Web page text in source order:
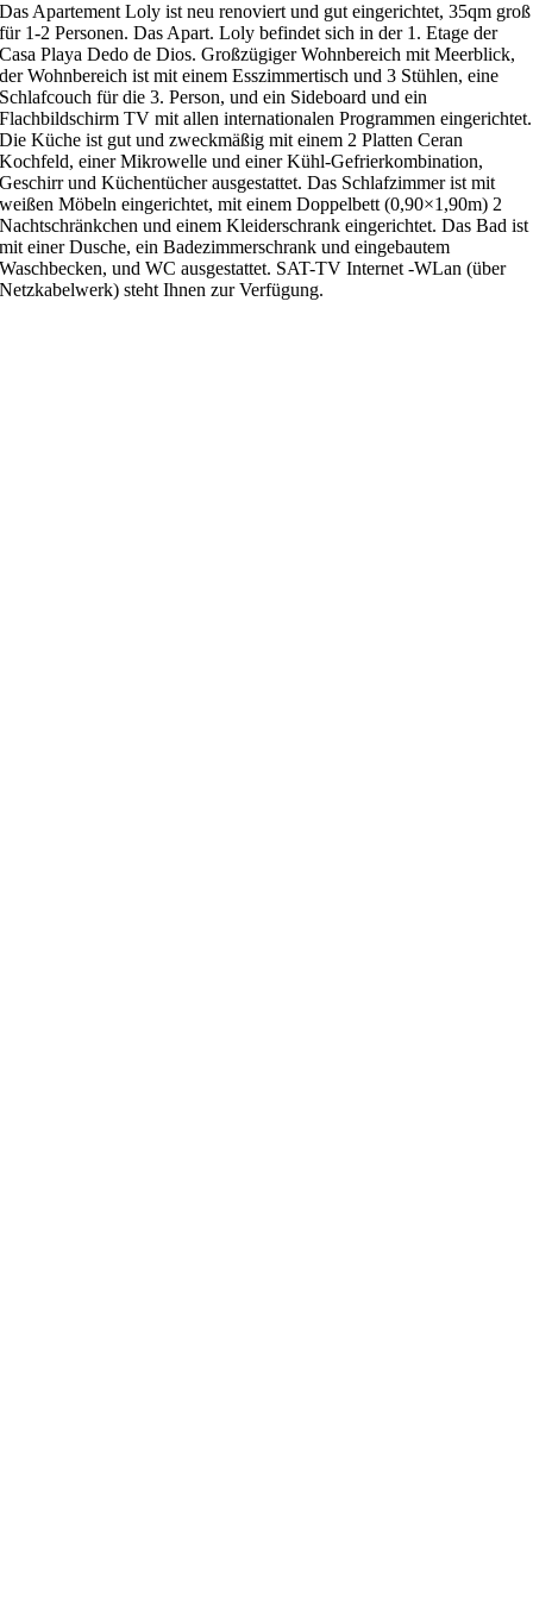
Das Apartement Loly ist neu renoviert und gut eingerichtet, 35qm groß
für 1-2 Personen. Das Apart. Loly befindet sich in der 1. Etage der
Casa Playa Dedo de Dios. Großzügiger Wohnbereich mit Meerblick,
der Wohnbereich ist mit einem Esszimmertisch und 3 Stühlen, eine
Schlafcouch für die 3. Person, und ein Sideboard und ein
Flachbildschirm TV mit allen internationalen Programmen eingerichtet.
Die Küche ist gut und zweckmäßig mit einem 2 Platten Ceran
Kochfeld, einer Mikrowelle und einer Kühl-Gefrierkombination,
Geschirr und Küchentücher ausgestattet. Das Schlafzimmer ist mit
weißen Möbeln eingerichtet, mit einem Doppelbett (0,90×1,90m) 2
Nachtschränkchen und einem Kleiderschrank eingerichtet. Das Bad ist
mit einer Dusche, ein Badezimmerschrank und eingebautem
Waschbecken, und WC ausgestattet. SAT-TV Internet -WLan (über
Netzkabelwerk) steht Ihnen zur Verfügung.